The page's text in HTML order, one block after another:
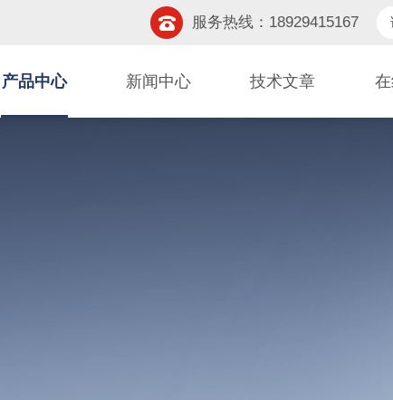
服务热线：18929415167
产品中心 新闻中心 技术文章